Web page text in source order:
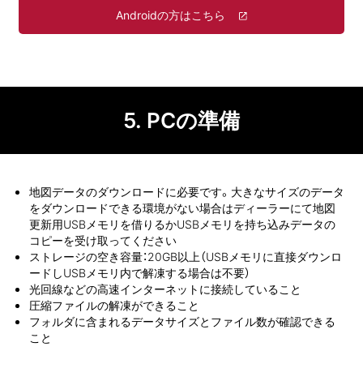
Androidの方はこちら
5. PCの準備
地図データのダウンロードに必要です。大きなサイズのデータ
をダウンロードできる環境がない場合はディーラーにて地図
更新用USBメモリを借りるかUSBメモリを持ち込みデータの
コピーを受け取ってください
ストレージの空き容量：20GB以上（USBメモリに直接ダウンロ
ードしUSBメモリ内で解凍する場合は不要）
光回線などの高速インターネットに接続していること
圧縮ファイルの解凍ができること
フォルダに含まれるデータサイズとファイル数が確認できる
こと